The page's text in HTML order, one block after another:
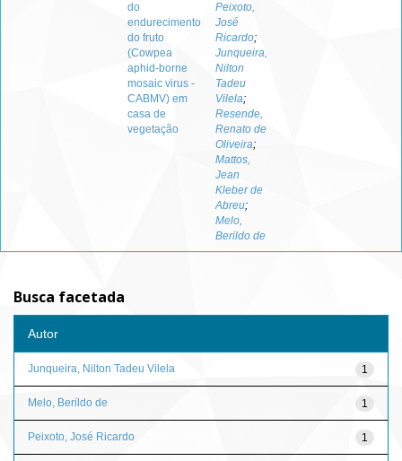
do
endurecimento
do fruto
(Cowpea
aphid-borne
mosaic virus -
CABMV) em
casa de
vegetação
Peixoto,
José
Ricardo;
Junqueira,
Nilton
Tadeu
Vilela;
Resende,
Renato de
Oliveira;
Mattos,
Jean
Kleber de
Abreu;
Melo,
Berildo de
Busca facetada
Autor
1
Junqueira, Nilton Tadeu Vilela
1
Melo, Berildo de
1
Peixoto, José Ricardo